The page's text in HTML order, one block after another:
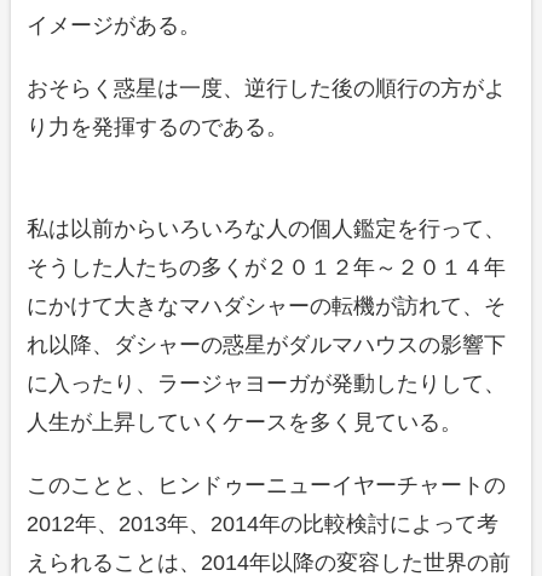
イメージがある。
おそらく惑星は一度、逆行した後の順行の方がよ
り力を発揮するのである。
私は以前からいろいろな人の個人鑑定を行って、
そうした人たちの多くが２０１２年～２０１４年
にかけて大きなマハダシャーの転機が訪れて、そ
れ以降、ダシャーの惑星がダルマハウスの影響下
に入ったり、ラージャヨーガが発動したりして、
人生が上昇していくケースを多く見ている。
このことと、ヒンドゥーニューイヤーチャートの
2012年、2013年、2014年の比較検討によって考
えられることは、2014年以降の変容した世界の前